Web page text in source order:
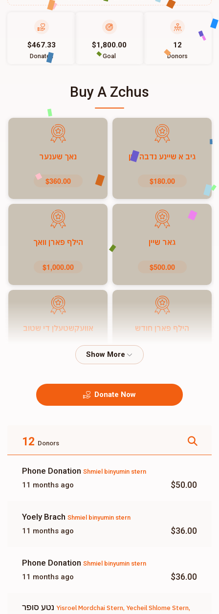
$467.33
Donated
$1,800.00
Goal
12
Donors
Buy A Zchus
גיב א שיינע נדבה פון
$180.00
נאך שענער
$360.00
גאר שיין
$500.00
הילף פארן וואך
$1,000.00
הילף פארן חודש אוועקשטעלן די שטוב
Donate Now
12 Donors
Phone Donation Shmiel binyumin stern
11 months ago $50.00
Yoely Brach Shmiel binyumin stern
11 months ago $36.00
Phone Donation Shmiel binyumin stern
11 months ago $36.00
Yisroel Mordchai Stern, Yecheil Shlome Stern,